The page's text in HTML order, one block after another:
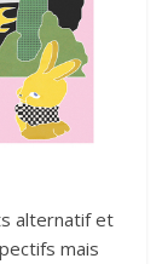
alternatif et
mais